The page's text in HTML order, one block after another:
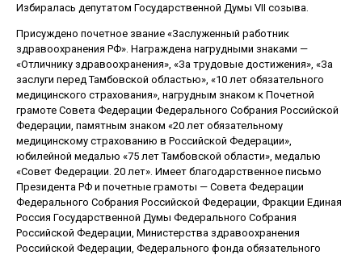
Избиралась депутатом Государственной Думы VII созыва.
Присуждено почетное звание «Заслуженный работник
здравоохранения РФ». Награждена нагрудными знаками —
«Отличнику здравоохранения», «За трудовые достижения», «За
заслуги перед Тамбовской областью», «10 лет обязательного
медицинского страхования», нагрудным знаком к Почетной
грамоте Совета Федерации Федерального Собрания Российской
Федерации, памятным знаком «20 лет обязательному
медицинскому страхованию в Российской Федерации»,
юбилейной медалью «75 лет Тамбовской области», медалью
«Совет Федерации. 20 лет». Имеет благодарственное письмо
Президента РФ и почетные грамоты — Совета Федерации
Федерального Собрания Российской Федерации, Фракции Единая
Россия Государственной Думы Федерального Собрания
Российской Федерации, Министерства здравоохранения
Российской Федерации, Федерального фонда обязательного